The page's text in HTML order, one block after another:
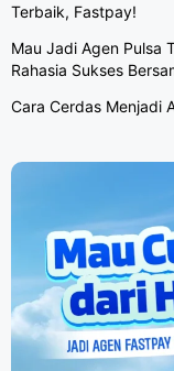
Terbaik, Fastpay!
Mau Jadi Agen Pulsa
Rahasia Sukses
Cara Cerdas Menjadi